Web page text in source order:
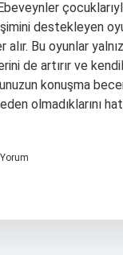
destekleyen
Bu oyunlar
de artırır ve
konuşma
olmadıklarını